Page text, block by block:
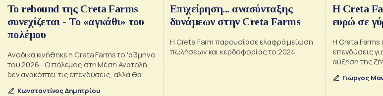
Το rebound της Creta Farms
συνεχίζεται - Το «αγκάθι» του
πολέμου
Ανοδικά κινήθηκε η Creta Farms το 'α 3μηνο
του 2026 - Ο πόλεμος στη Μέση Ανατολή
δεν ανακόπτει τις επενδύσεις, αλλά θα
Κωνσταντίνος Δημητρίου
Επιχείρηση... ανασύνταξης
δυνάμεων στην Creta Farms
Η Creta Farm παρουσίασε ελαφρά μείωση
πωλήσεων και κερδοφορίας το 2024
Η Creta
ευρώ σε
Η Creta
επενδύσεις
αύξηση της
Γιώργος